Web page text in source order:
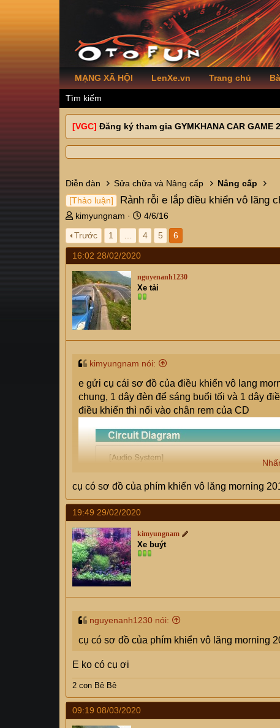
MẠNG XÃ HỘI LenXe.vn Trang chủ
Tìm kiếm
[VGC] Đăng ký tham gia GYMKHANA CAR GAME
Diễn đàn Sửa chữa và Nâng cấp Nâng cấp
[Thảo luận] Rảnh rỗi e lắp điều khiển vô lăng
T
h
r
e
a
d
s
t
a
r
t
e
kimyungnam
N
g
à
y
ử
i
4/6/16
Trước
1 4 5 6
16:02 28/02/2020
nguyenanh1230
Xe tải
kimyungnam nói:
e gửi cụ cái sơ đồ của điều khiển vô lang
chung, 1 dây đèn để sáng buổi tối và 1 dây
điều khiển thì nối vào chân rem của CD
cụ có sơ đồ của phím khiển vô lăng morning
19:49 29/02/2020
kimyungnam
Xe buýt
nguyenanh1230 nói:
cụ có sơ đồ của phím khiển vô lăng morning
E ko có cụ ơi
2 con Bê Bê
09:19 08/03/2020